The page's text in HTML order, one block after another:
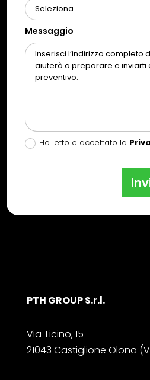
Messaggio
Ho letto e accettato la
PTH GROUP S.r.l.
Via Ticino, 15
21043 Castiglione Olona